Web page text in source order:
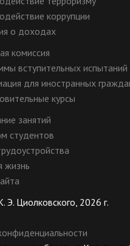
коррупции
о доходах
комиссия
вступительных испытаний
для иностранных
курсы
занятий
студентов
жизнь
Э. Циолковского, 2026 г.